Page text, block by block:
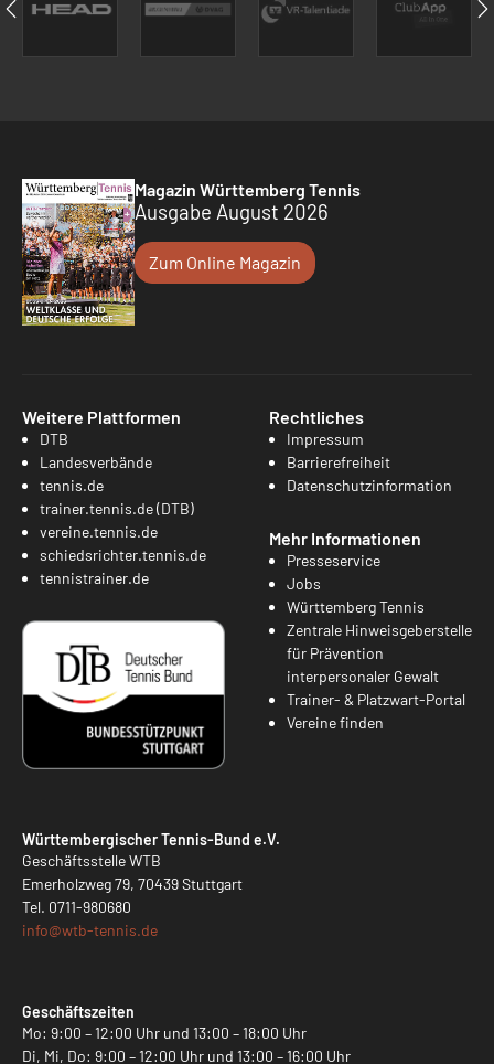
Magazin Württemberg Tennis
Ausgabe August 2026
Zum Online Magazin
Weitere Plattformen
DTB
Landesverbände
tennis.de
trainer.tennis.de (DTB)
vereine.tennis.de
schiedsrichter.tennis.de
tennistrainer.de
Rechtliches
Impressum
Barrierefreiheit
Datenschutzinformation
Mehr Informationen
Presseservice
Jobs
Württemberg Tennis
Zentrale Hinweisgeberstelle
für Prävention
interpersonaler Gewalt
Trainer- & Platzwart-Portal
Vereine finden
Württembergischer Tennis-Bund e.V.
Geschäftsstelle WTB
Emerholzweg 79, 70439 Stuttgart
Tel. 0711-980680
info@wtb-tennis.de
Geschäftszeiten
Mo: 9:00 – 12:00 Uhr und 13:00 – 18:00 Uhr
Di, Mi, Do: 9:00 – 12:00 Uhr und 13:00 – 16:00 Uhr